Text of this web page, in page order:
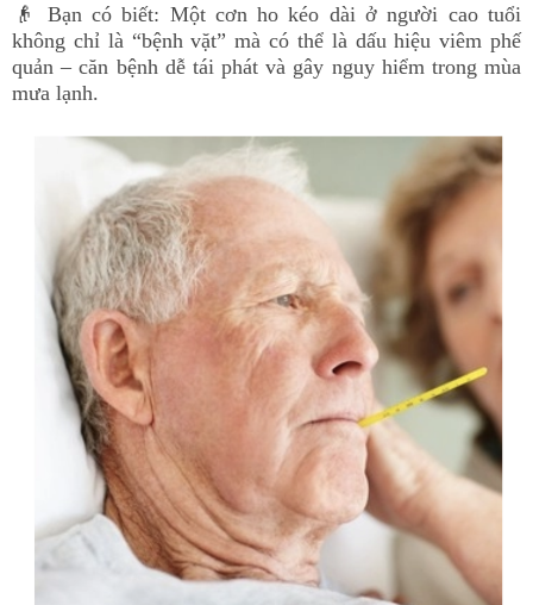
👴 Bạn có biết: Một cơn ho kéo dài ở người cao tuổi
không chỉ là “bệnh vặt” mà có thể là dấu hiệu viêm phế
quản – căn bệnh dễ tái phát và gây nguy hiểm trong mùa
mưa lạnh.